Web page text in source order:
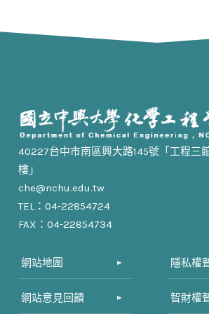
40227台中市南區興大路145號「工程三
樓」
che@nchu.edu.tw
TEL：04-22854724
FAX：04-22854734
網站地圖
網站意見回饋
隱私權
智財權